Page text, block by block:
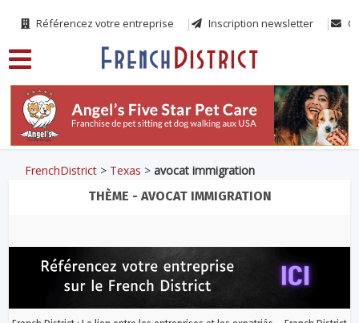
Référencez votre entreprise Inscription newsletter
FrenchDistrict > Texas >avocat immigration
THÈME - AVOCAT IMMIGRATION